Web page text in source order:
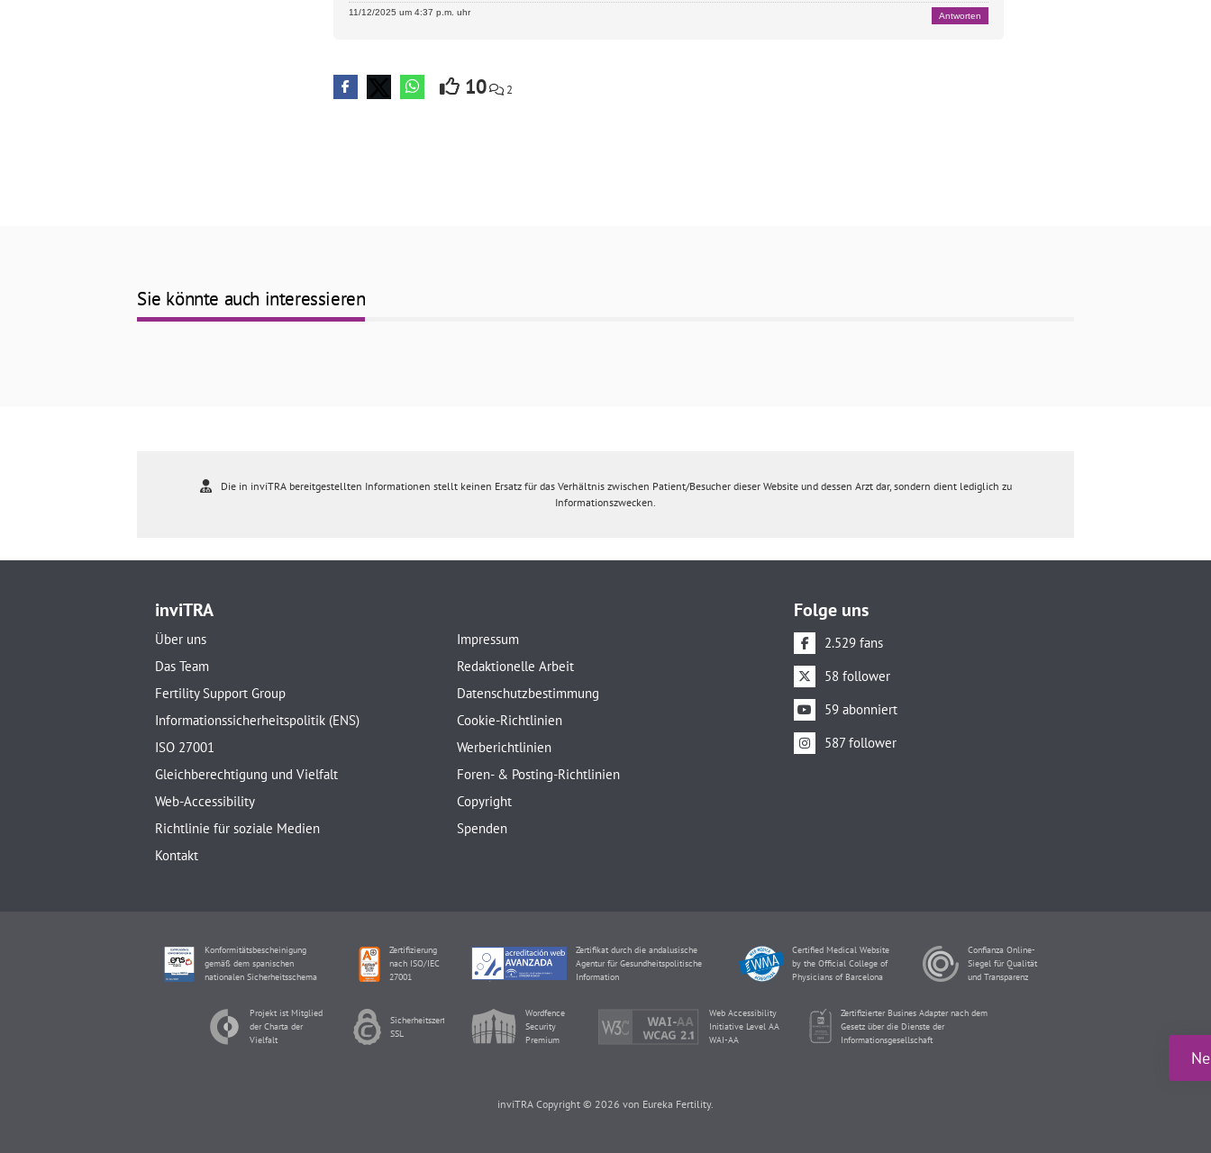
11/12/2025 um 4:37 p.m. uhr Antworten
10 2
Sie könnte auch interessieren
Die in inviTRA bereitgestellten Informationen stellt keinen Ersatz für das Verhältnis zwischen Patient/Besucher dieser Website und dessen Arzt dar, sondern dient lediglich zu
Informationszwecken.
inviTRA
Über uns
Das Team
Fertility Support Group
Informationssicherheitspolitik (ENS)
ISO 27001
Gleichberechtigung und Vielfalt
Web-Accessibility
Richtlinie für soziale Medien
Kontakt
Impressum
Redaktionelle Arbeit
Datenschutzbestimmung
Cookie-Richtlinien
Werberichtlinien
Foren- & Posting-Richtlinien
Copyright
Spenden
Folge uns
2.529 fans
58 follower
59 abonniert
587 follower
Konformitätsbescheinigung
gemäß dem spanischen
nationalen Sicherheitsschema
Zertifizierung
nach ISO/IEC
27001
Zertifikat durch die andalusische
Agentur für Gesundheitspolitische
Information
Certified Medical Website
by the Official College of
Physicians of Barcelona
Confianza Online-
Siegel für Qualität
und Transparenz
Projekt ist Mitglied
der Charta der
Vielfalt
Sicherheitszertifikat
SSL
Wordfence
Security
Premium
Web Accessibility
Initiative Level AA
WAI-AA
Zertifizierter Busines Adapter nach dem
Gesetz über die Dienste der
Informationsgesellschaft
inviTRA Copyright © 2026 von Eureka Fertility.